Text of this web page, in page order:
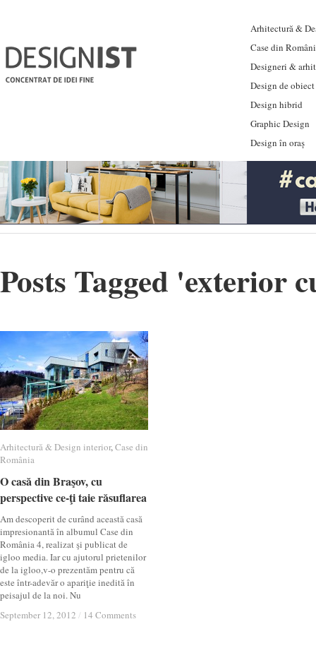
Arhitectură &
Case din
Designeri &
Design de obiect
Design hibrid
Graphic Design
Design în oraș
Posts Tagged 'exterior
Arhitectură & Design interior,Case din
România
O casă din Braşov, cu
perspective ce-ţi taie răsuflarea
Am descoperit de curând această casă
impresionantă în albumul Case din
România 4, realizat şi publicat de
igloo media. Iar cu ajutorul prietenilor
de la igloo,v-o prezentăm pentru că
este într-adevăr o apariţie inedită în
peisajul de la noi. Nu
September 12, 2012 / 14 Comments
Arhitectură & Design interior Case din
România
O casă din Braşov, cu
perspective ce-ţi taie răsuflarea
September 12, 2012 / 14 Comments